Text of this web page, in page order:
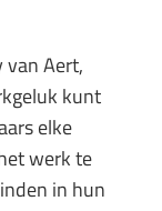
van Aert,
kunt
elke
werk te
in hun